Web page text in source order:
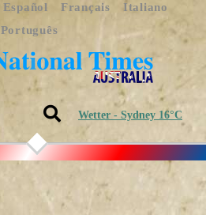
Español Français
Italiano
Português
Wetter - Sydney 16°C